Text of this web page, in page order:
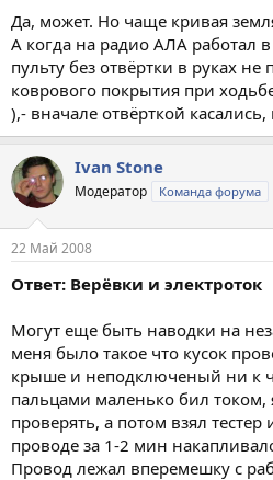
Да, может. Но чаще кривая
А когда на радио АЛА работал
пульту без отвёртки в руках не
коврового покрытия при
),- вначале отвёрткой
Ivan Stone
Модератор Команда форума
22 Май 2008
Ответ: Верёвки и электроток
Могут еще быть наводки на
меня было такое что кусок
крыше и неподключеный ни к
пальцами маленько бил током,
проверять, а потом взял
проводе за 1-2 мин
Провод лежал вперемешку с